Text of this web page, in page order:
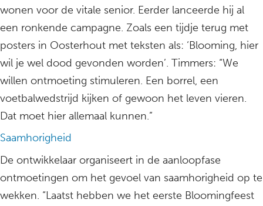
wonen voor de vitale senior. Eerder lanceerde hij al
een ronkende campagne. Zoals een tijdje terug met
posters in Oosterhout met teksten als: ‘Blooming, hier
wil je wel dood gevonden worden’. Timmers: “We
willen ontmoeting stimuleren. Een borrel, een
voetbalwedstrijd kijken of gewoon het leven vieren.
Dat moet hier allemaal kunnen.”
Saamhorigheid
De ontwikkelaar organiseert in de aanloopfase
ontmoetingen om het gevoel van saamhorigheid op te
wekken. “Laatst hebben we het eerste Bloomingfeest